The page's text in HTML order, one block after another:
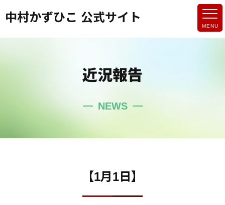
中村かずひこ 公式サイト
近況報告
NEWS
【1月1日】